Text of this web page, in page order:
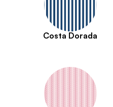
Costa Dorada